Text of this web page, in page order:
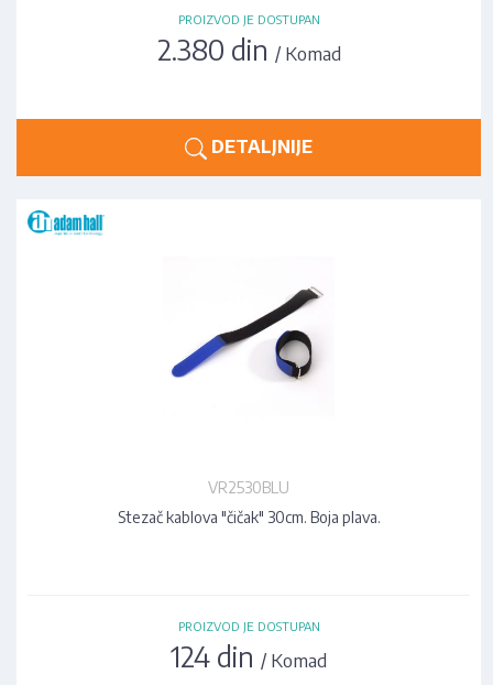
PROIZVOD JE DOSTUPAN
2.380 din / Komad
DETALJNIJE
VR2530BLU
Stezač kablova "čičak" 30cm. Boja plava.
PROIZVOD JE DOSTUPAN
124 din / Komad